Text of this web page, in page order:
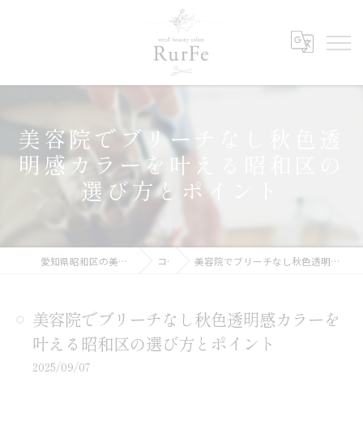
美容院でブリーチなし秋色透
明感カラーを叶える昭和区の
選び方とポイント
愛知県昭和区の美容院ならRurFe【ルルフェ】 コラム 美容院でブリーチなし秋色透明感カラーを叶える昭和区の選び方とポイント
美容院でブリーチなし秋色透明感カラーを
叶える昭和区の選び方とポイント
2025/09/07